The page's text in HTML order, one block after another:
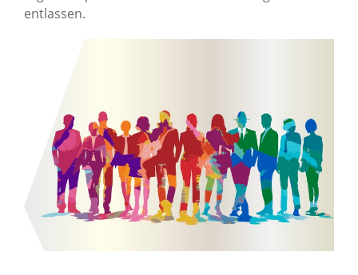
entlassen.